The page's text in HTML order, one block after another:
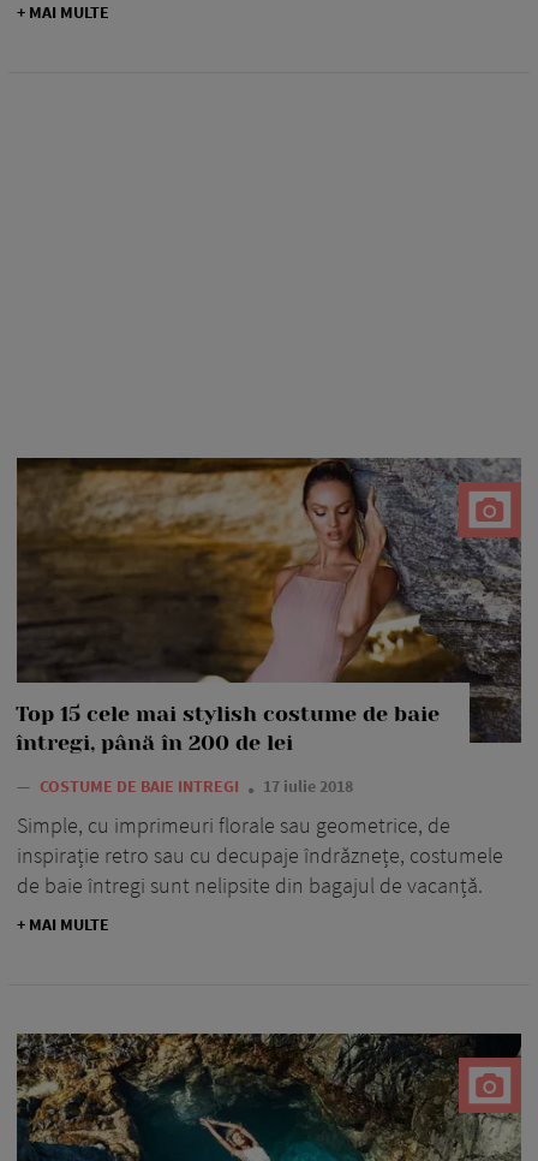
+ MAI MULTE
Top 15 cele mai stylish costume de baie
întregi, până în 200 de lei
— COSTUME DE BAIE INTREGI 17 iulie 2018
Simple, cu imprimeuri florale sau geometrice, de
inspirație retro sau cu decupaje îndrăznețe, costumele
de baie întregi sunt nelipsite din bagajul de vacanță.
+ MAI MULTE